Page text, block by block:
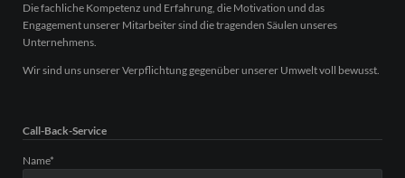
Die fachliche Kompetenz und Erfahrung, die Motivation und das
Engagement unserer Mitarbeiter sind die tragenden Säulen unseres
Unternehmens.
Wir sind uns unserer Verpflichtung gegenüber unserer Umwelt voll bewusst.
Call-Back-Service
Pflichtfeld
Name*